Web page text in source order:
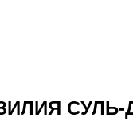
СУЛЬ-